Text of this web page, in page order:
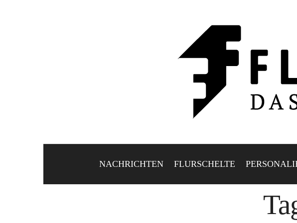
NACHRICHTEN FLURSCHELTE